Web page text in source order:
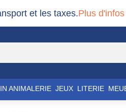
et les taxes.Plus
ANIMALERIE JEUX LITERIE